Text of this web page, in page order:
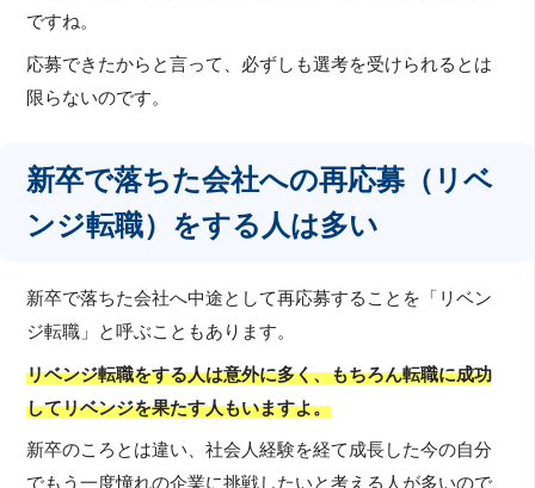
ですね。
応募できたからと言って、必ずしも選考を受けられるとは
限らないのです。
新卒で落ちた会社への再応募（リベ
ンジ転職）をする人は多い
新卒で落ちた会社へ中途として再応募することを「リベン
ジ転職」と呼ぶこともあります。
リベンジ転職をする人は意外に多く、もちろん転職に成功
してリベンジを果たす人もいますよ。
新卒のころとは違い、社会人経験を経て成長した今の自分
でもう一度憧れの企業に挑戦したいと考える人が多いので